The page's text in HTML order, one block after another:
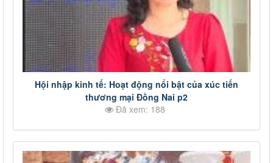
Hội nhập kinh tế: Hoạt động nổi bật của xúc tiến
thương mại Đồng Nai p2
Đã xem: 188